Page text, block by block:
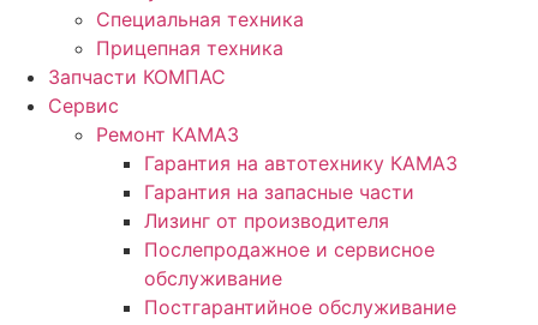
Специальная техника
Прицепная техника
Запчасти КОМПАС
Сервис
Ремонт КАМАЗ
Гарантия на автотехнику КАМАЗ
Гарантия на запасные части
Лизинг от производителя
Послепродажное и сервисное
обслуживание
Постгарантийное обслуживание